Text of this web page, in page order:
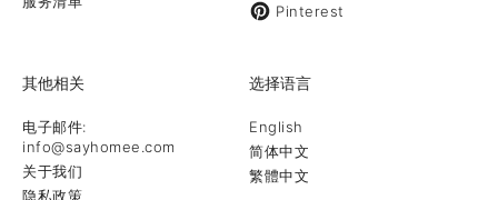
Pinterest
其他相关
电子邮件:
info@sayhomee.com
关于我们
隐私政策
选择语言
English
简体中文
繁體中文